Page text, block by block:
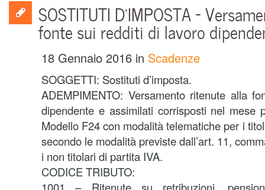
SOSTITUTI D’IMPOSTA –
fonte sui redditi di lavoro
18 Gennaio 2016 in Scadenze
SOGGETTI: Sostituti d’imposta.
ADEMPIMENTO: Versamento ritenute alla
dipendente e assimilati corrisposti nel mese
Modello F24 con modalità telematiche per i
secondo le modalità previste dall’art. 11,
i non titolari di partita IVA.
CODICE TRIBUTO: